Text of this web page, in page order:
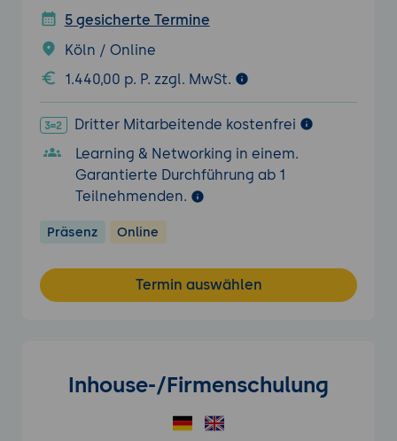
5 gesicherte Termine
Köln / Online
1.440,00 p. P. zzgl. MwSt.
Dritter Mitarbeitende kostenfrei
Learning & Networking in einem.
Garantierte Durchführung ab 1
Teilnehmenden.
Präsenz Online
Termin auswählen
Inhouse-/Firmenschulung